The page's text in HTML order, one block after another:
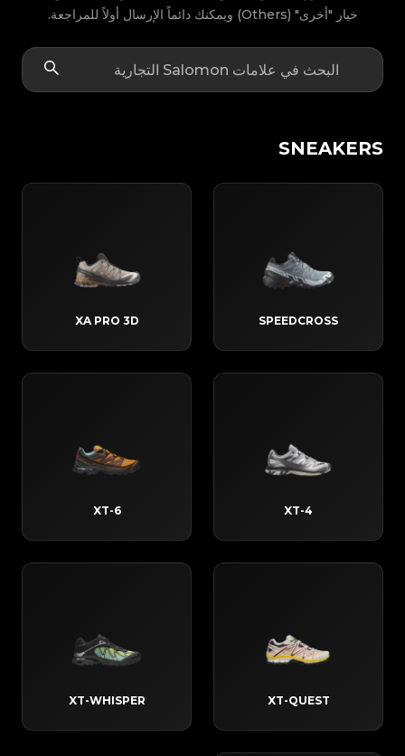
خيار "أخرى" (Others) ويمكنك دائماً الإرسال أولاً للمراجعة.
SNEAKERS
SPEEDCROSS
XA PRO 3D
XT-4
XT-6
XT-QUEST
XT-WHISPER